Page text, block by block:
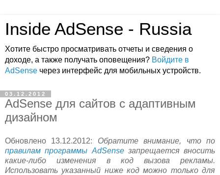
Inside AdSense - Russia
Хотите быстро просматривать отчеты и сведения о
доходе, а также получать оповещения? Войдите в
AdSense через интерфейс для мобильных устройств.
03.12.2012
AdSense для сайтов с адаптивным
дизайном
Обновлено 13.12.2012: Обратите внимание, что по
правилам программы AdSenseзапрещается вносить
какие-либо изменения в код вызова рекламы.
Использовать указанный ниже код можно только для